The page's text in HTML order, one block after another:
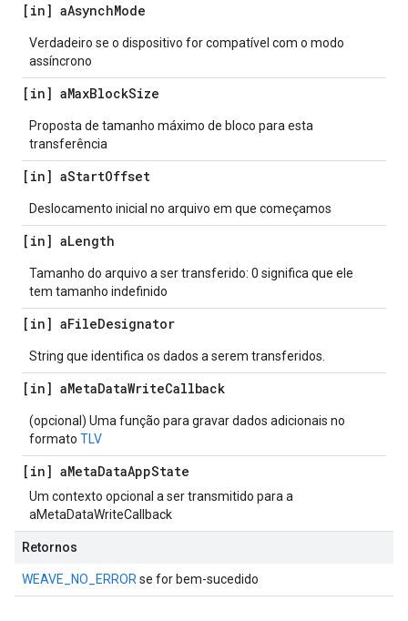
[in] aAsynchMode
Verdadeiro se o dispositivo for compatível com o modo
assíncrono
[in] aMaxBlockSize
Proposta de tamanho máximo de bloco para esta
transferência
[in] aStartOffset
Deslocamento inicial no arquivo em que começamos
[in] aLength
Tamanho do arquivo a ser transferido: 0 significa que ele
tem tamanho indefinido
[in] aFileDesignator
String que identifica os dados a serem transferidos.
[in] aMetaDataWriteCallback
(opcional) Uma função para gravar dados adicionais no
formato TLV
[in] aMetaDataAppState
Um contexto opcional a ser transmitido para a
aMetaDataWriteCallback
Retornos
WEAVE_NO_ERROR se for bem-sucedido